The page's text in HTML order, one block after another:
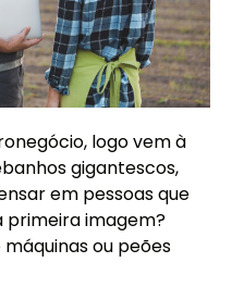
logo vem à
gigantescos,
em pessoas que
primeira imagem?
ou peões